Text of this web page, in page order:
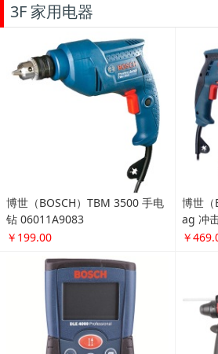
3F 家用电器
博世（BOSCH）TBM 3500 手电
钻 06011A9083
￥199.00
博世（
ag 冲
￥